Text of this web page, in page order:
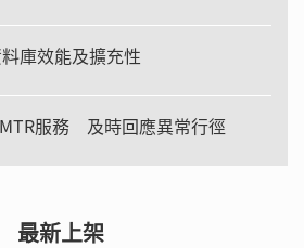
庫效能及擴充性
服務 及時回應異常行徑
最新上架